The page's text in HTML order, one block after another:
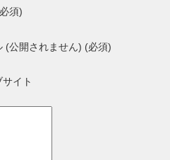
須)
(公開されません) (必須)
イト